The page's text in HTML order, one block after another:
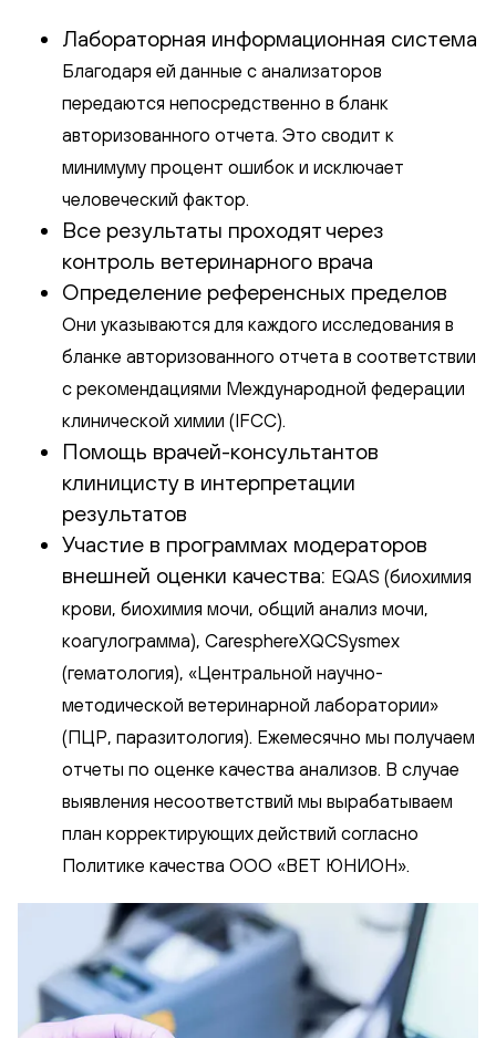
Лабораторная информационная система
Благодаря ей данные с анализаторов
передаются непосредственно в бланк
авторизованного отчета. Это сводит к
минимуму процент ошибок и исключает
человеческий фактор.
Все результаты проходят через
контроль ветеринарного врача
Определение референсных пределов
Они указываются для каждого исследования в
бланке авторизованного отчета в соответствии
с рекомендациями Международной федерации
клинической химии (IFCC).
Помощь врачей-консультантов
клиницисту в интерпретации
результатов
Участие в программах модераторов
внешней оценки качества: EQAS (биохимия
крови, биохимия мочи, общий анализ мочи,
коагулограмма), CaresphereXQCSysmex
(гематология), «Центральной научно-
методической ветеринарной лаборатории»
(ПЦР, паразитология). Ежемесячно мы получаем
отчеты по оценке качества анализов. В случае
выявления несоответствий мы вырабатываем
план корректирующих действий согласно
Политике качества ООО «ВЕТ ЮНИОН».